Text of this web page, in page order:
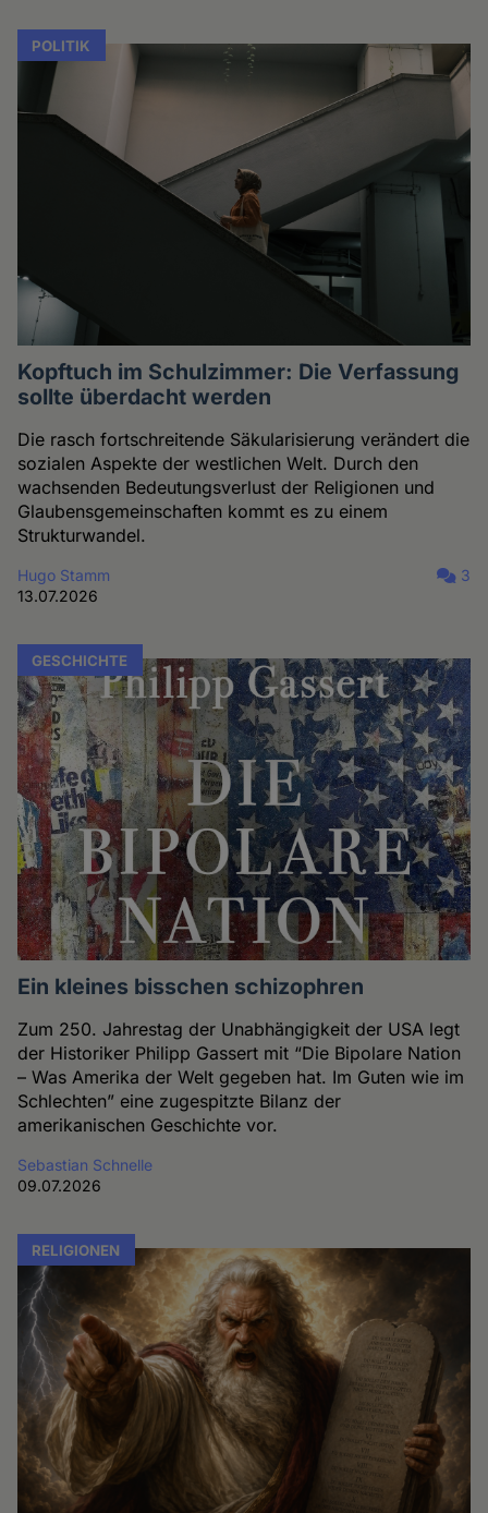
POLITIK
Kopftuch im Schulzimmer: Die Verfassung
sollte überdacht werden
Die rasch fortschreitende Säkularisierung verändert die
sozialen Aspekte der westlichen Welt. Durch den
wachsenden Bedeutungsverlust der Religionen und
Glaubensgemeinschaften kommt es zu einem
Strukturwandel.
Hugo Stamm
13.07.2026
3
GESCHICHTE
Ein kleines bisschen schizophren
Zum 250. Jahrestag der Unabhängigkeit der USA legt
der Historiker Philipp Gassert mit “Die Bipolare Nation
– Was Amerika der Welt gegeben hat. Im Guten wie im
Schlechten” eine zugespitzte Bilanz der
amerikanischen Geschichte vor.
Sebastian Schnelle
09.07.2026
RELIGIONEN